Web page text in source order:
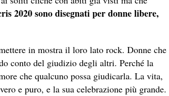
2020 sono disegnati per donne libere,
in mostra il loro lato rock. Donne che
conto del giudizio degli altri. Perché la
che qualcuno possa giudicarla. La vita,
e puro, e la sua celebrazione più grande.